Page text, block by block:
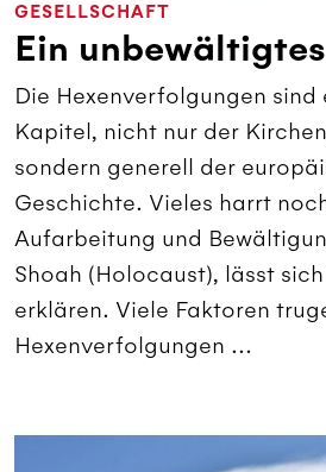
GESELLSCHAFT
Ein
Die Hexenverfolgungen sind
Kapitel, nicht nur der
sondern generell der
Geschichte. Vieles harrt
Aufarbeitung und
Shoah (Holocaust), lässt
erklären. Viele Faktoren
Hexenverfolgungen ...